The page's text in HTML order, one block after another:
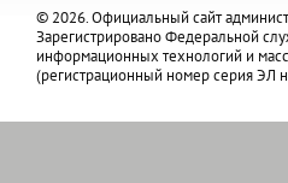
© 2026. Официальный сайт
Зарегистрировано Федеральной
информационных технологий и
(регистрационный номер серия ЭЛ